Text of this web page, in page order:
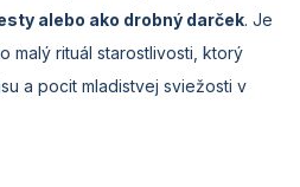
alebo ako drobný darček. Je
malý rituál starostlivosti, ktorý
a pocit mladistvej sviežosti v